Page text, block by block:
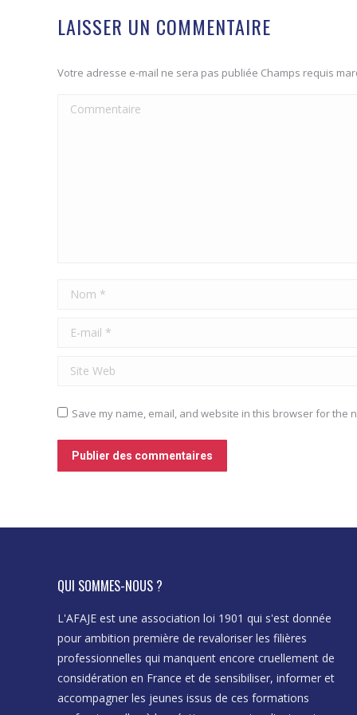
LAISSER UN COMMENTAIRE
Votre adresse e-mail ne sera pas publiée Champs requis
Commentaire
Nom *
E-mail *
Site Web
Save my name, email, and website in this browser for the
Publier des commentaires
QUI SOMMES-NOUS ?
L'AFAJE est une association loi 1901 qui s'est donnée
pour ambition première de revaloriser les filières
professionnelles qui manquent encore cruellement de
considération en France et de sensibiliser, informer et
accompagner les jeunes issus de ces formations
qualité et la réalité des
« Merci pour le temps passé à nos côtés,
d’entreprise est un sujet passionnant ! »
Julien
Elève de première